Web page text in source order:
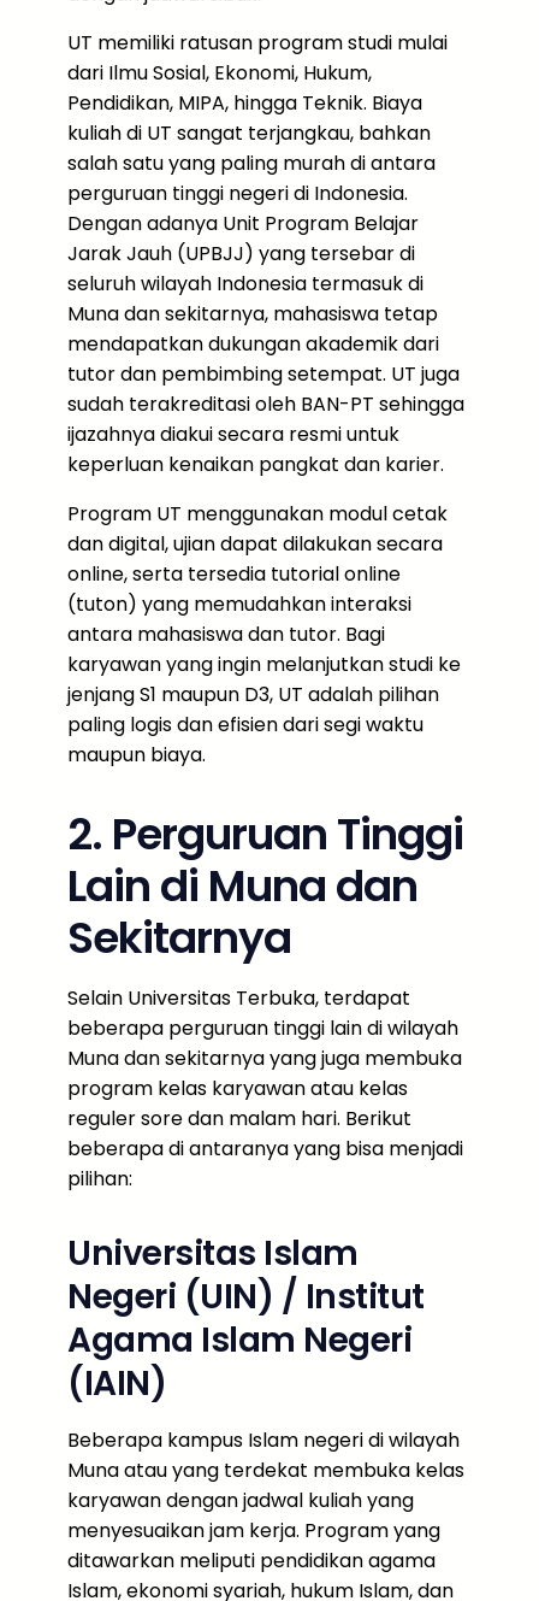
UT memiliki ratusan program studi mulai
dari Ilmu Sosial, Ekonomi, Hukum,
Pendidikan, MIPA, hingga Teknik. Biaya
kuliah di UT sangat terjangkau, bahkan
salah satu yang paling murah di antara
perguruan tinggi negeri di Indonesia.
Dengan adanya Unit Program Belajar
Jarak Jauh (UPBJJ) yang tersebar di
seluruh wilayah Indonesia termasuk di
Muna dan sekitarnya, mahasiswa tetap
mendapatkan dukungan akademik dari
tutor dan pembimbing setempat. UT juga
sudah terakreditasi oleh BAN-PT sehingga
ijazahnya diakui secara resmi untuk
keperluan kenaikan pangkat dan karier.
Program UT menggunakan modul cetak
dan digital, ujian dapat dilakukan secara
online, serta tersedia tutorial online
(tuton) yang memudahkan interaksi
antara mahasiswa dan tutor. Bagi
karyawan yang ingin melanjutkan studi ke
jenjang S1 maupun D3, UT adalah pilihan
paling logis dan efisien dari segi waktu
maupun biaya.
2. Perguruan Tinggi
Lain di Muna dan
Sekitarnya
Selain Universitas Terbuka, terdapat
beberapa perguruan tinggi lain di wilayah
Muna dan sekitarnya yang juga membuka
program kelas karyawan atau kelas
reguler sore dan malam hari. Berikut
beberapa di antaranya yang bisa menjadi
pilihan:
Universitas Islam
Negeri (UIN) / Institut
Agama Islam Negeri
(IAIN)
Beberapa kampus Islam negeri di wilayah
Muna atau yang terdekat membuka kelas
karyawan dengan jadwal kuliah yang
menyesuaikan jam kerja. Program yang
ditawarkan meliputi pendidikan agama
Islam, ekonomi syariah, hukum Islam, dan